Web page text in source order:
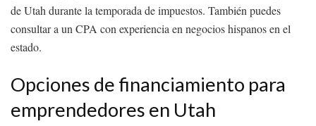
de Utah durante la temporada de impuestos. También puedes
consultar a un CPA con experiencia en negocios hispanos en el
estado.
Opciones de financiamiento para
emprendedores en Utah